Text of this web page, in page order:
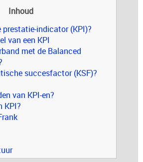
Inhoud
prestatie-indicator (KPI)?
van een KPI
met de Balanced
succesfactor (KSF)?
van KPI-en?
KPI?